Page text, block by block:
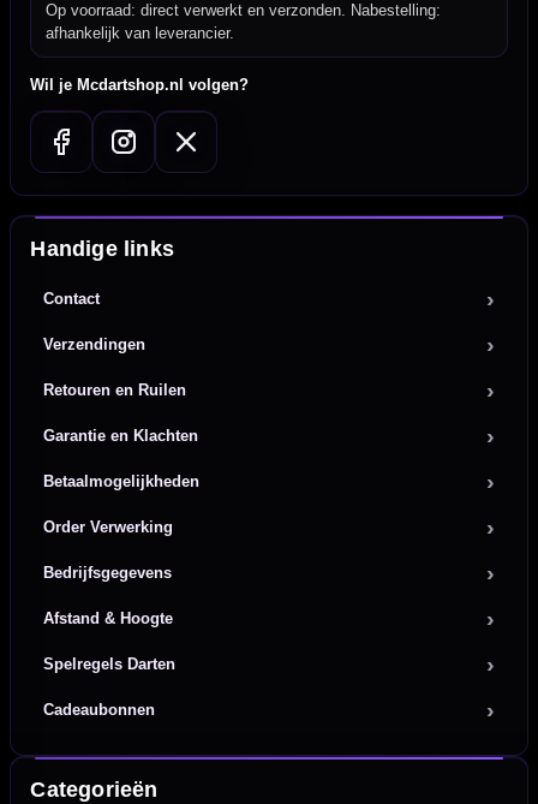
Op voorraad: direct verwerkt en verzonden. Nabestelling:
afhankelijk van leverancier.
Wil je Mcdartshop.nl volgen?
Handige links
Contact
Verzendingen
Retouren en Ruilen
Garantie en Klachten
Betaalmogelijkheden
Order Verwerking
Bedrijfsgegevens
Afstand & Hoogte
Spelregels Darten
Cadeaubonnen
Categorieën